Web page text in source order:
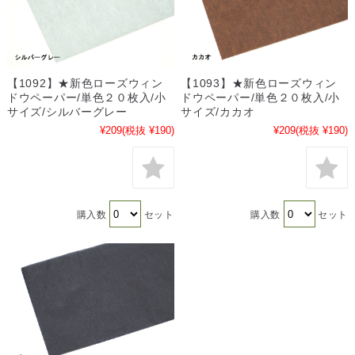
【1092】★新色ローズウィン
ドウペーパー/単色２０枚入/小
サイズ/シルバーグレー
¥209(税抜 ¥190)
購入数 セット
【1093】★新色ローズウィン
ドウペーパー/単色２０枚入/小
サイズ/カカオ
¥209(税抜 ¥190)
購入数 セット